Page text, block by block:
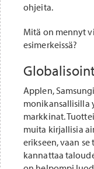
ohjeita.
Mitä on mennyt
esimerkeissä?
Applen,
monikansallisilla
markkinat.
muita kirjallisia
erikseen, vaan
kannattaa